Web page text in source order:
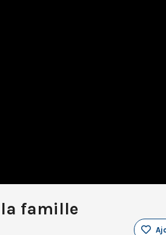
la famille